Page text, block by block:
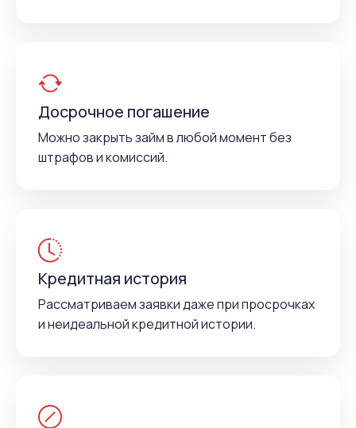
Досрочное погашение
Можно закрыть займ в любой момент без
штрафов и комиссий.
Кредитная история
Рассматриваем заявки даже при просрочках
и неидеальной кредитной истории.